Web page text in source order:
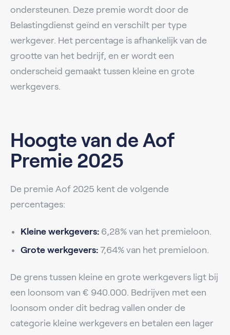
ondersteunen. Deze premie wordt door de
Belastingdienst geïnd en verschilt per type
werkgever. Het percentage is afhankelijk van de
grootte van het bedrijf, en er wordt een
onderscheid gemaakt tussen kleine en grote
werkgevers.
Hoogte van de Aof
Premie 2025
De premie Aof 2025 kent de volgende
percentages:
Kleine werkgevers: 6,28% van het premieloon.
Grote werkgevers: 7,64% van het premieloon.
De grens tussen kleine en grote werkgevers ligt bij
een loonsom van € 940.000. Bedrijven met een
loonsom onder dit bedrag vallen onder de
categorie kleine werkgevers en betalen een lager